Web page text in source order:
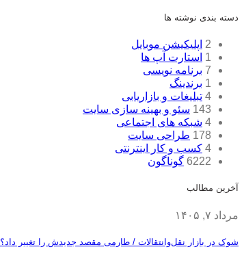
دسته بندی نوشته ها
2 اپلیکیشن موبایل
1 استارت آپ ها
7 برنامه نویسی
1 برندینگ
4 تبلیغات و بازاریابی
143 سئو و بهینه سازی سایت
4 شبکه های اجتماعی
178 طراحی سایت
4 کسب و کار اینترنتی
6222 گوناگون
آخرین مطالب
مرداد ۷, ۱۴۰۵
شوک در بازار نقل‌وانتقالات / طارمی مقصد جدیدش را تغییر داد؟